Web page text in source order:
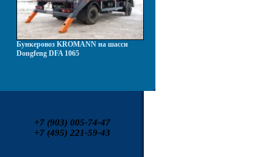
Бункеровоз KROMANN на шасси
Dongfeng DFA 1065
+7 (903) 005-74-47
+7 (495) 221-59-43